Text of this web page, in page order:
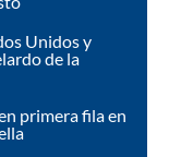
Unidos y
de la
primera fila en